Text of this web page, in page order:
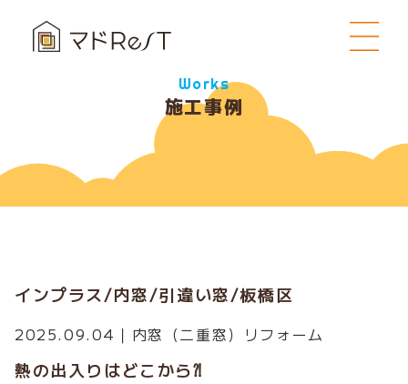
Works
施工事例
インプラス/内窓/引違い窓/板橋区
2025.09.04｜ 内窓（二重窓）リフォーム
熱の出入りはどこから⁈